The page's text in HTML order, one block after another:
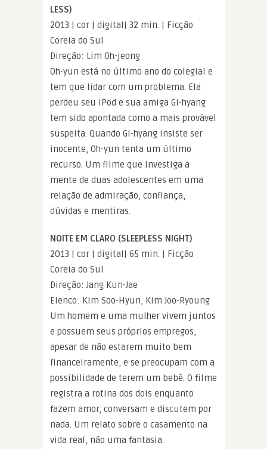
LESS)
2013 | cor | digital| 32 min. | Ficção
Coreia do Sul
Direção: Lim Oh-jeong
Oh-yun está no último ano do colegial e
tem que lidar com um problema. Ela
perdeu seu iPod e sua amiga Gi-hyang
tem sido apontada como a mais provável
suspeita. Quando Gi-hyang insiste ser
inocente, Oh-yun tenta um último
recurso. Um filme que investiga a
mente de duas adolescentes em uma
relação de admiração, confiança,
dúvidas e mentiras.
NOITE EM CLARO (SLEEPLESS NIGHT)
2013 | cor | digital| 65 min. | Ficção
Coreia do Sul
Direção: Jang Kun-Jae
Elenco: Kim Soo-Hyun, Kim Joo-Ryoung
Um homem e uma mulher vivem juntos
e possuem seus próprios empregos,
apesar de não estarem muito bem
financeiramente, e se preocupam com a
possibilidade de terem um bebê. O filme
registra a rotina dos dois enquanto
fazem amor, conversam e discutem por
nada. Um relato sobre o casamento na
vida real, não uma fantasia.